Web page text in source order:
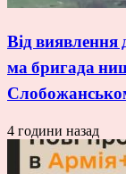
Від
ма бригада
4 години назад